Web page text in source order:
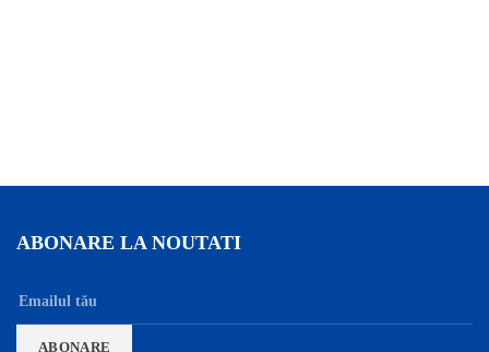
ABONARE LA NOUTATI